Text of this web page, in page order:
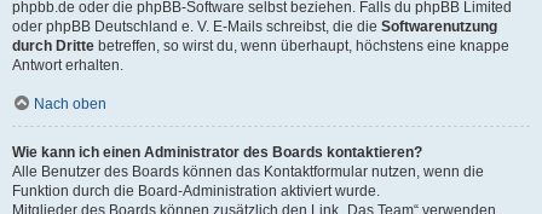
phpbb.de oder die phpBB-Software selbst beziehen. Falls du phpBB Limited
oder phpBB Deutschland e. V. E-Mails schreibst, die die Softwarenutzung
durch Dritte betreffen, so wirst du, wenn überhaupt, höchstens eine knappe
Antwort erhalten.
Nach oben
Wie kann ich einen Administrator des Boards kontaktieren?
Alle Benutzer des Boards können das Kontaktformular nutzen, wenn die
Funktion durch die Board-Administration aktiviert wurde.
Mitglieder des Boards können zusätzlich den Link „Das Team“ verwenden.